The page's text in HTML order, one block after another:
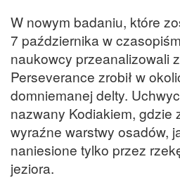
W nowym badaniu, które
7 października w
naukowcy przeanalizowali
Perseverance zrobił w
domniemanej delty.
nazwany Kodiakiem, gdzie
wyraźne warstwy osadów,
naniesione tylko przez
jeziora.